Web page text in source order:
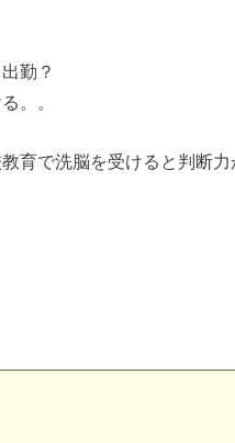
勤？
。。
育で洗脳を受けると判断力